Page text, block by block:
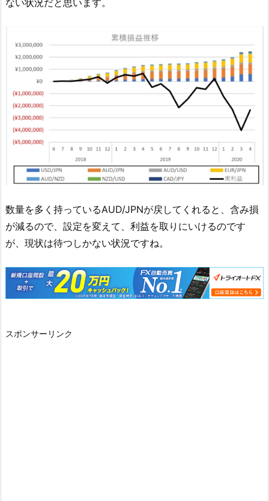
ない状況だと思います。
数量を多く持っているAUD/JPNが戻してくれると、含み損
が減るので、設定を変えて、利益を取りにいけるのです
が、現状は待つしかない状況ですね。
スポンサーリンク